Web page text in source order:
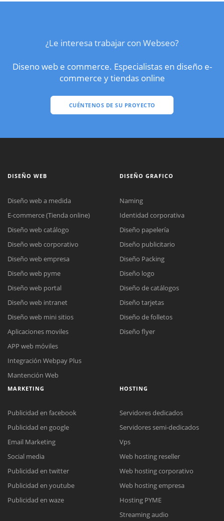
¿Le interesa trabajar con Webseo?
Diseno web e commerce. Especialistas en diseño e-
commerce y tiendas online
CUÉNTENOS DE SU PROYECTO
Reunión online
Meet para la reunión online.
Cotización
Chat Online
Todos nuestros ejecutivos están fuera de línea. Complete el formulario
DISEÑO WEB
Diseño web a medida
E-commerce (Tienda online)
Diseño web catálogo
Diseño web corporativo
Diseño web empresa
Diseño web pyme
Diseño web portal
Diseño web intranet
Diseño web mini sitios
Aplicaciones moviles
APP web móviles
Integración Webpay Plus
Mantención Web
DISEÑO GRAFICO
Naming
Identidad corporativa
Diseño papelería
Diseño publicitario
Diseño Packing
Diseño logo
Diseño de catálogos
Diseño tarjetas
Diseño de folletos
Diseño flyer
MARKETING
Publicidad en facebook
Publicidad en google
Email Marketing
Social media
Publicidad en twitter
Publicidad en youtube
Publicidad en waze
HOSTING
Servidores dedicados
Servidores semi-dedicados
Vps
Web hosting reseller
Web hosting corporativo
Web hosting empresa
Hosting PYME
Streaming audio